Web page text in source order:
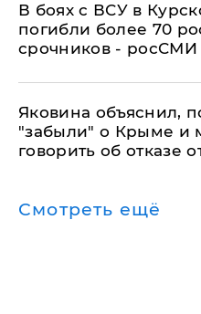
В боях с ВСУ в
погибли более 70
срочников - росСМИ
Яковина объяснил,
"забыли" о Крыме и
говорить об отказе
Смотреть ещё